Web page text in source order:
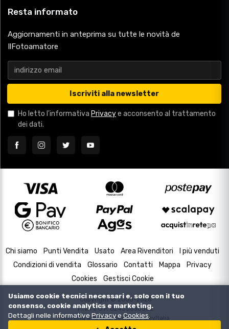
Resta informato
Aggiornamenti in anteprima su tutte le novità de
IlFotoamatore
Iscriviti alla newsletter
Ho letto l'informativa Privacye acconsento al trattamento
dei dati.
Chi siamo Punti Vendita Usato Area Rivenditori
I più venduti
Condizioni di vendita
Glossario Contatti Mappa
Privacy
Cookies
Gestisci Cookie
Copyright © 2000-2026
P.IVA e C.F. 02433630502
Housing and Web Design byDevItalia
Usiamo cookie tecnici necessari e, solo con il tuo
consenso, cookie analytics e marketing.
Dettagli nelle informativePrivacye Cookies